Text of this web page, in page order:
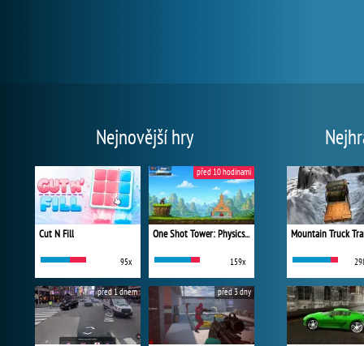
Nejnovější hry
Cut N Fill
95x
One Shot Tower: Physics Destroyer
159x
před 10 hodinami
před 1 dnem před 3 dny
Mountain Truck